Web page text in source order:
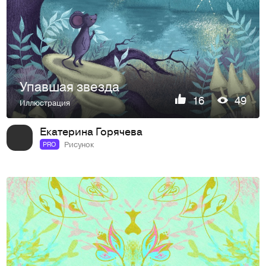
Упавшая звезда
Иллюстрация 16 49
Екатерина Горячева
PRO Рисунок